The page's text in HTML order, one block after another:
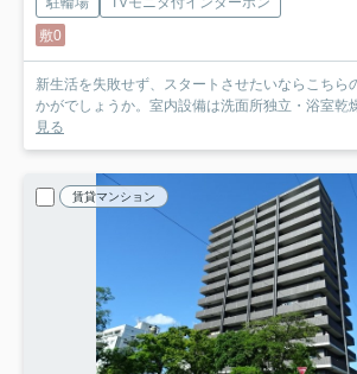
敷0
新生活を失敗せず、スタートさせたいならこちら
かがでしょうか。室内設備は洗面所独立・浴室乾
見る
賃貸マンション